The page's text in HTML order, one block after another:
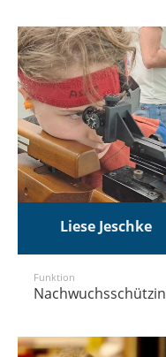
Liese Jeschke
Funktion
Nachwuchsschützin